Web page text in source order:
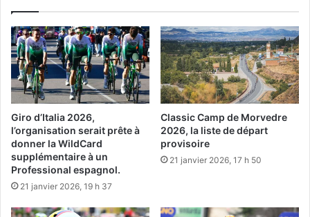
Giro d’Italia 2026,
l’organisation serait prête à
donner la WildCard
supplémentaire à un
Professional espagnol.
21 janvier 2026, 19 h 37
Classic Camp de Morvedre
2026, la liste de départ
provisoire
21 janvier 2026, 17 h 50